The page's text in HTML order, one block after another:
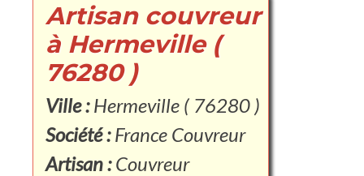
Artisan couvreur
à Hermeville (
76280 )
Ville :Hermeville ( 76280 )
Société :France Couvreur
Artisan :Couvreur